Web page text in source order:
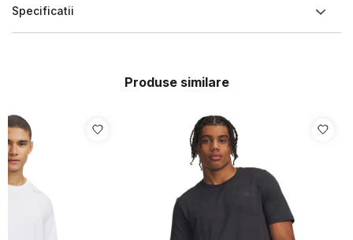
Specificatii
Produse similare